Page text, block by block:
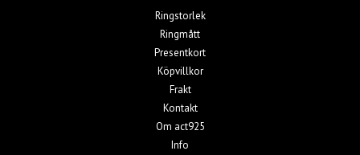
Ringstorlek
Ringmått
Presentkort
Köpvillkor
Frakt
Kontakt
Om act925
Info